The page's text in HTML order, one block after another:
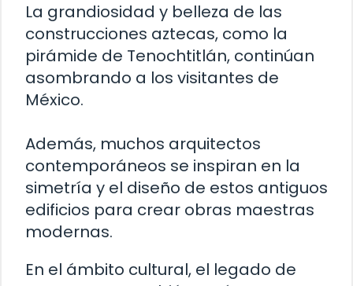
La grandiosidad y belleza de las
construcciones aztecas, como la
pirámide de Tenochtitlán, continúan
asombrando a los visitantes de
México.
Además, muchos arquitectos
contemporáneos se inspiran en la
simetría y el diseño de estos antiguos
edificios para crear obras maestras
modernas.
En el ámbito cultural, el legado de